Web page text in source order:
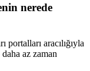
nerede
portalları aracılığıyla
az zaman